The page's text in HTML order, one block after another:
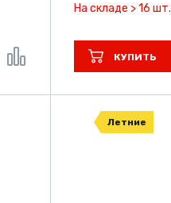
На складе > 16 шт.
КУПИТЬ
Летние